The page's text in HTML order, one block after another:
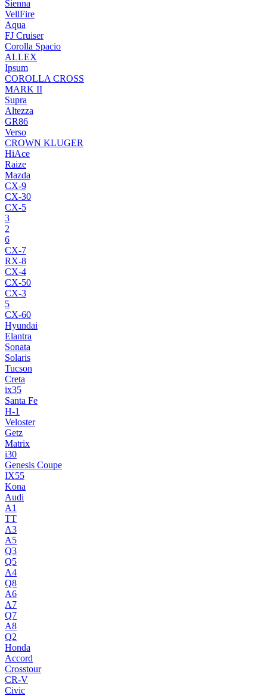
Sienna
VellFire
Aqua
FJ Cruiser
Corolla Spacio
ALLEX
Ipsum
COROLLA CROSS
MARK II
Supra
Altezza
GR86
Verso
CROWN KLUGER
HiAce
Raize
Mazda
CX-9
CX-30
CX-5
3
2
6
CX-7
RX-8
CX-4
CX-50
CX-3
5
CX-60
Hyundai
Elantra
Sonata
Solaris
Tucson
Creta
ix35
Santa Fe
H-1
Veloster
Getz
Matrix
i30
Genesis Coupe
IX55
Kona
Audi
A1
TT
A3
A5
Q3
Q5
A4
Q8
A6
A7
Q7
A8
Q2
Honda
Accord
Crosstour
CR-V
Civic